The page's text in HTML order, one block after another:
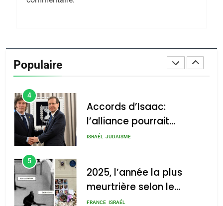
Populaire
Tout sur la Nostalgie
4
Accords d’Isaac:
l’alliance pourrait
s’étendre à 13 pays
ISRAÉL JUDAISME
5
2025, l’année la plus
meurtrière selon le
rapport d’ADL contre
FRANCE ISRAÉL